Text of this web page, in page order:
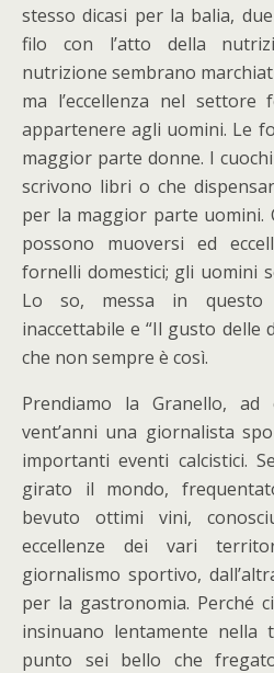
stesso dicasi per la balia,
filo con l’atto della
nutrizione sembrano
ma l’eccellenza nel
appartenere agli uomini. Le
maggior parte donne. I
scrivono libri o che
per la maggior parte uomini.
possono muoversi ed
fornelli domestici; gli uomini
Lo so, messa in questo
inaccettabile e “Il gusto delle
che non sempre è così.
Prendiamo la Granello, ad
vent’anni una giornalista
importanti eventi calcistici.
girato il mondo,
bevuto ottimi vini,
eccellenze dei vari
giornalismo sportivo,
per la gastronomia. Perché
insinuano lentamente
punto sei bello che